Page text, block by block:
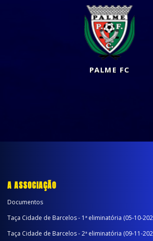
PALME FC
A ASSOCIAÇÃO
Documentos
Taça Cidade de Barcelos - 1ª eliminatória (05-10-
Taça Cidade de Barcelos - 2ª eliminatória (09-11-